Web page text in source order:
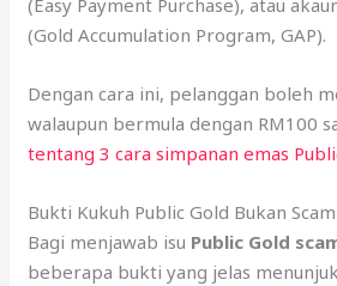
(Easy Payment Purchase), atau
(Gold Accumulation Program, GAP).
Dengan cara ini, pelanggan boleh
walaupun bermula dengan RM100
tentang 3 cara simpanan emas
Bukti Kukuh Public Gold Bukan Scam
Bagi menjawab isu Public Gold
beberapa bukti yang jelas